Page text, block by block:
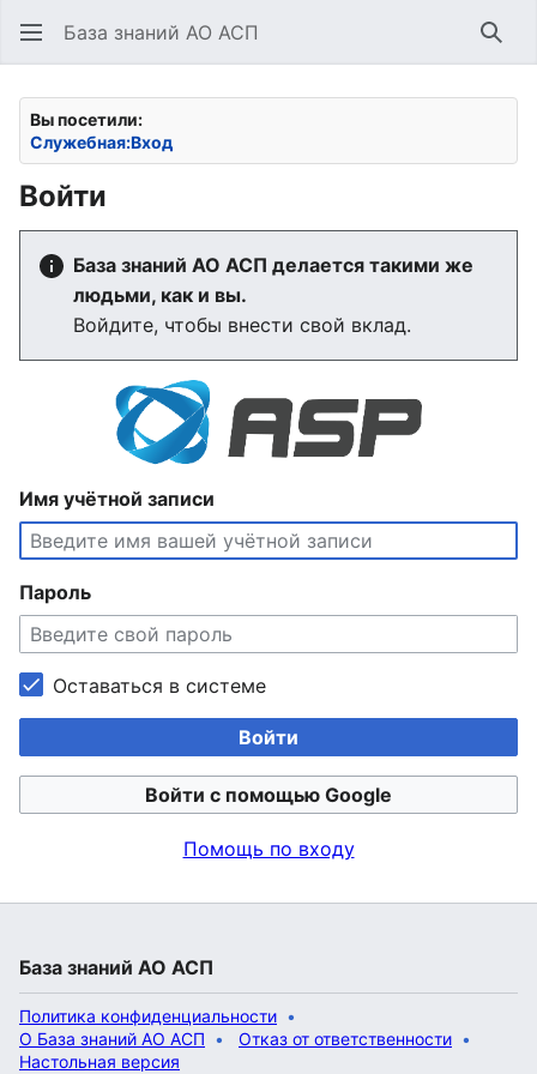
База знаний АО АСП
Вы посетили:
Служебная:Вход
Войти
База знаний АО АСП делается такими же
людьми, как и вы.
Войдите, чтобы внести свой вклад.
Имя учётной записи
Пароль
Оставаться в системе
Войти
Войти с помощью Google
Помощь по входу
База знаний АО АСП
Политика конфиденциальности
О База знаний АО АСП
Отказ от ответственности
Настольная версия